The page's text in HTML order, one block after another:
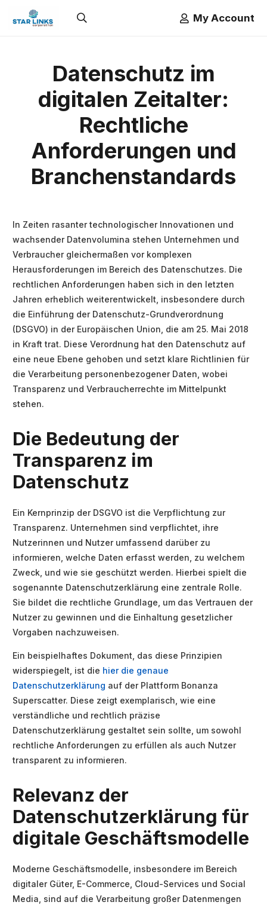
My Account
Datenschutz im
digitalen Zeitalter:
Rechtliche
Anforderungen und
Branchenstandards
In Zeiten rasanter technologischer Innovationen und
wachsender Datenvolumina stehen Unternehmen und
Verbraucher gleichermaßen vor komplexen
Herausforderungen im Bereich des Datenschutzes. Die
rechtlichen Anforderungen haben sich in den letzten
Jahren erheblich weiterentwickelt, insbesondere durch
die Einführung der Datenschutz-Grundverordnung
(DSGVO) in der Europäischen Union, die am 25. Mai 2018
in Kraft trat. Diese Verordnung hat den Datenschutz auf
eine neue Ebene gehoben und setzt klare Richtlinien für
die Verarbeitung personenbezogener Daten, wobei
Transparenz und Verbraucherrechte im Mittelpunkt
stehen.
Die Bedeutung der
Transparenz im
Datenschutz
Ein Kernprinzip der DSGVO ist die Verpflichtung zur
Transparenz. Unternehmen sind verpflichtet, ihre
Nutzerinnen und Nutzer umfassend darüber zu
informieren, welche Daten erfasst werden, zu welchem
Zweck, und wie sie geschützt werden. Hierbei spielt die
sogenannte Datenschutzerklärung eine zentrale Rolle.
Sie bildet die rechtliche Grundlage, um das Vertrauen der
Nutzer zu gewinnen und die Einhaltung gesetzlicher
Vorgaben nachzuweisen.
Ein beispielhaftes Dokument, das diese Prinzipien
widerspiegelt, ist die hier die genaue
Datenschutzerklärung auf der Plattform Bonanza
Superscatter. Diese zeigt exemplarisch, wie eine
verständliche und rechtlich präzise
Datenschutzerklärung gestaltet sein sollte, um sowohl
rechtliche Anforderungen zu erfüllen als auch Nutzer
transparent zu informieren.
Relevanz der
Datenschutzerklärung für
digitale Geschäftsmodelle
Moderne Geschäftsmodelle, insbesondere im Bereich
digitaler Güter, E-Commerce, Cloud-Services und Social
Media, sind auf die Verarbeitung großer Datenmengen